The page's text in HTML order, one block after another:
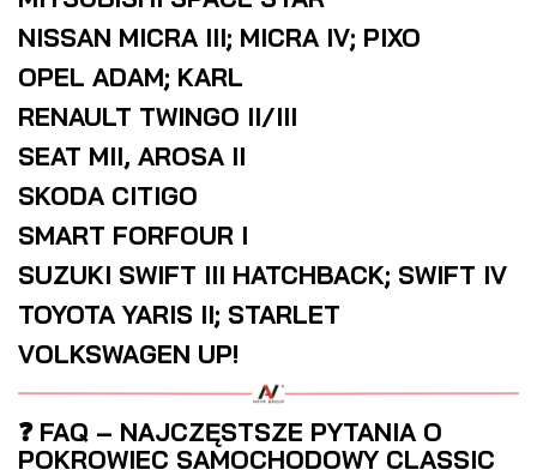
NISSAN MICRA III; MICRA IV; PIXO
OPEL ADAM; KARL
RENAULT TWINGO II/III
SEAT MII, AROSA II
SKODA CITIGO
SMART FORFOUR I
SUZUKI SWIFT III HATCHBACK; SWIFT IV
TOYOTA YARIS II; STARLET
VOLKSWAGEN UP!
❓ FAQ – NAJCZĘSTSZE PYTANIA O
POKROWIEC SAMOCHODOWY CLASSIC